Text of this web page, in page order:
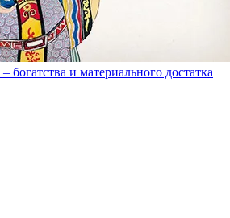
и материального достатка